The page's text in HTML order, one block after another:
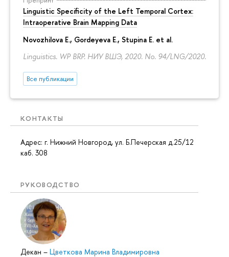
Linguistic Specificity of the Left Temporal Cortex:
Intraoperative Brain Mapping Data
Novozhilova E., Gordeyeva E., Stupina E. et al.
Linguistics. WP BRP. НИУ ВШЭ, 2020. No. 94/LNG/2020.
Все публикации
КОНТАКТЫ
Адрес: г. Нижний Новгород, ул. Б.Печерская д.25/12
каб. 308
РУКОВОДСТВО
Декан – Цветкова Марина Владимировна